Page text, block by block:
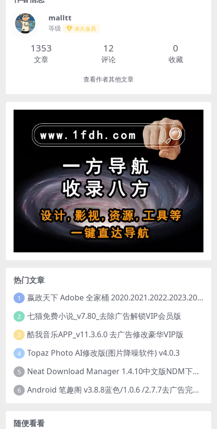
malltt
等级 永久会员
1353
文章
12
评论
0
收藏
查看作者其他文章
热门文章
1 嬴政天下 Adobe 全家桶 2020.2021.2022.2023.2024.2025大师版（2025年08月版 ）
2 七猫免费小说_v7.80_去除广告解锁VIP会员版
3 酷我音乐APP_v11.3.6.0 去广告修改豪华VIP版
4 Topaz Photo AI修改版(图片降噪软件) v4.0.3
5 Neat Download Manager 1.4.10中文版NDM下载器简称NDM
6 Android 笔趣阁 v3.8.8蓝色/1.0.6 /2.7.7去广告完美版
随便看看